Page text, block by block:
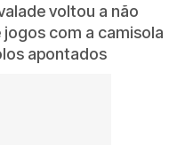
voltou a não
jogos com a camisola
apontados